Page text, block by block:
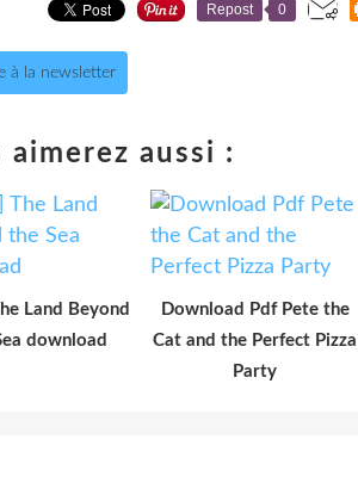
Repost 0
à la newsletter
aimerez aussi :
Land Beyond
download
Download Pdf Pete the
Cat and the Perfect Pizza
Party